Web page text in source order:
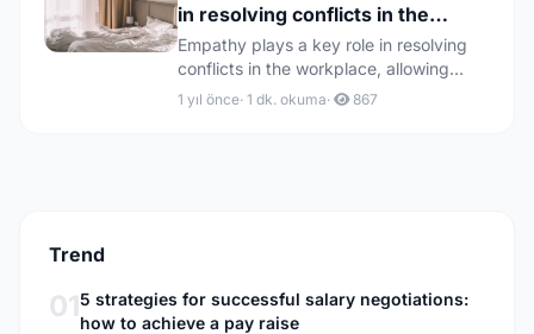
in resolving conflicts in the
workplace
Empathy plays a key role in resolving
conflicts in the workplace, allowing
employees to find common...
1 yıl önce· 1 dk. okuma· 867
Trend
015 strategies for successful salary negotiations:
how to achieve a pay raise